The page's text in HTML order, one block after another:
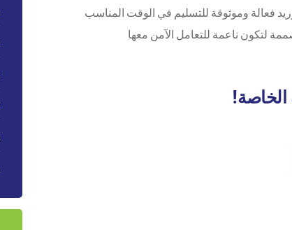
فعالة وموثوقة للتسليم في الوقت المناسب
لتكون ناعمة للتعامل الآمن معها
الخاصة!